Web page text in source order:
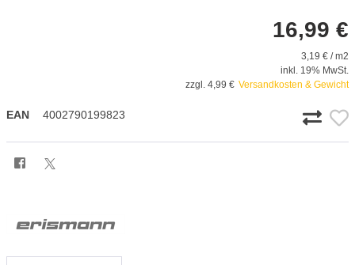
16,99 €
3,19 € / m2
inkl. 19% MwSt.
zzgl. 4,99 € Versandkosten & Gewicht
EAN 4002790199823